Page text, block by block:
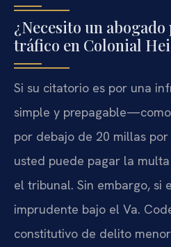
¿Necesito un
tráfico en Colonial
Si su citatorio es por una
simple y
por debajo de 20 millas
usted puede pagar la
el tribunal. Sin embargo, si
imprudente bajo el Va.
constitutivo de delito